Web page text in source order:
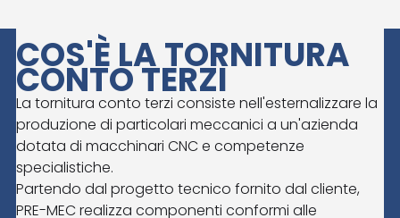
COS'È LA TORNITURA
CONTO TERZI
La tornitura conto terzi consiste nell'esternalizzare la
produzione di particolari meccanici a un'azienda
dotata di macchinari CNC e competenze
specialistiche.
Partendo dal progetto tecnico fornito dal cliente,
PRE-MEC realizza componenti conformi alle